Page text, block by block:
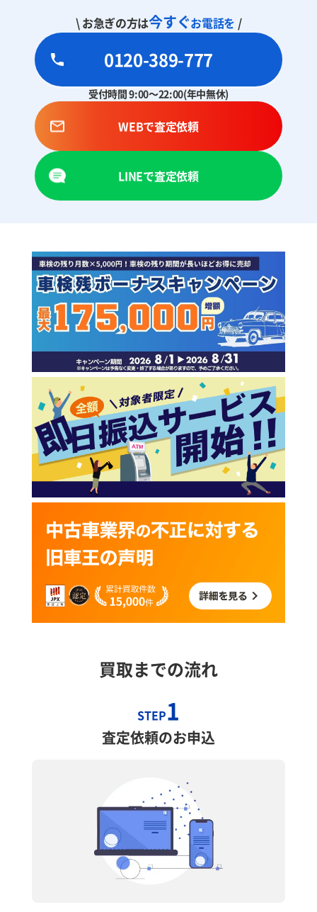
\ お急ぎの方は今すぐお電話を /
0120-389-777
受付時間 9:00～22:00(年中無休)
WEBで査定依頼
LINEで査定依頼
買取までの流れ
STEP1
査定依頼のお申込